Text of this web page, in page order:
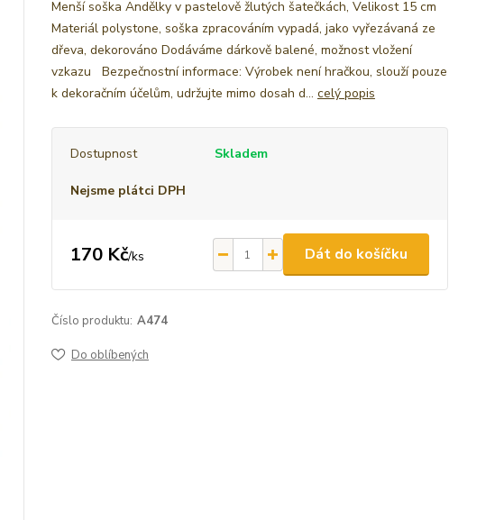
Menší soška Andělky v pastelově žlutých šatečkách, Velikost 15 cm
Materiál polystone, soška zpracováním vypadá, jako vyřezávaná ze
dřeva, dekorováno Dodáváme dárkově balené, možnost vložení
vzkazu Bezpečnostní informace: Výrobek není hračkou, slouží pouze
k dekoračním účelům, udržujte mimo dosah d... celý popis
Dostupnost Skladem
Nejsme plátci DPH
170 Kč/ks Dát do košíčku
Číslo produktu: A474
Do oblíbených